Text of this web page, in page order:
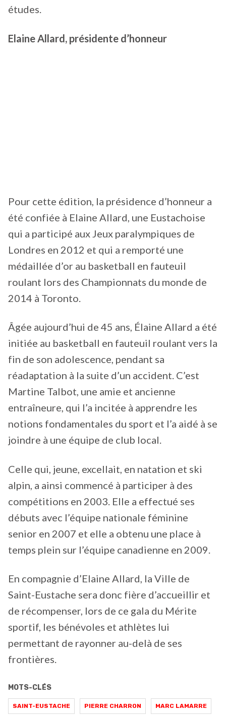
études.
Elaine Allard, présidente d’honneur
Pour cette édition, la présidence d’honneur a
été confiée à Elaine Allard, une Eustachoise
qui a participé aux Jeux paralympiques de
Londres en 2012 et qui a remporté une
médaillée d’or au basketball en fauteuil
roulant lors des Championnats du monde de
2014 à Toronto.
Âgée aujourd’hui de 45 ans, Élaine Allard a été
initiée au basketball en fauteuil roulant vers la
fin de son adolescence, pendant sa
réadaptation à la suite d’un accident. C’est
Martine Talbot, une amie et ancienne
entraîneure, qui l’a incitée à apprendre les
notions fondamentales du sport et l’a aidé à se
joindre à une équipe de club local.
Celle qui, jeune, excellait, en natation et ski
alpin, a ainsi commencé à participer à des
compétitions en 2003. Elle a effectué ses
débuts avec l’équipe nationale féminine
senior en 2007 et elle a obtenu une place à
temps plein sur l’équipe canadienne en 2009.
En compagnie d’Elaine Allard, la Ville de
Saint-Eustache sera donc fière d’accueillir et
de récompenser, lors de ce gala du Mérite
sportif, les bénévoles et athlètes lui
permettant de rayonner au-delà de ses
frontières.
MOTS-CLÉS
SAINT-EUSTACHE PIERRE CHARRON MARC LAMARRE